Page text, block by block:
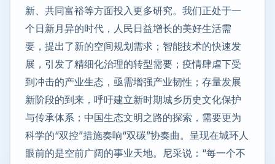
新、共同富裕等方面投入更多研究。我们正处于一
个日新月异的时代，人民日益增长的美好生活需
要，提出了新的空间规划需求；智能技术的快速发
展，引发了精细化治理的转型需要；疫情肆虐下受
到冲击的产业生态，亟需增强产业韧性；存量发展
新阶段的到来，呼吁建立新时期城乡历史文化保护
与传承体系；中国生态文明之路的探索，需要更为
科学的“双控”措施奏响“双碳”协奏曲。呈现在城环人
眼前的是空前广阔的事业天地。尼采说：“每一个不